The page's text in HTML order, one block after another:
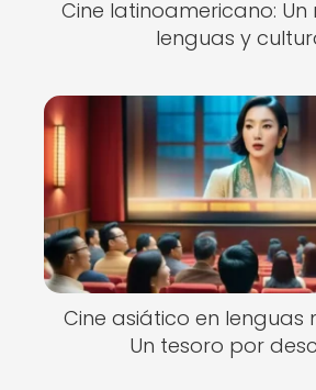
Cine latinoamericano:
lenguas y
Cine asiático en lenguas
Un tesoro por